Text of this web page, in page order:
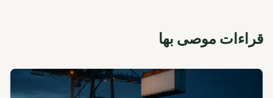
قراءات موصى بها